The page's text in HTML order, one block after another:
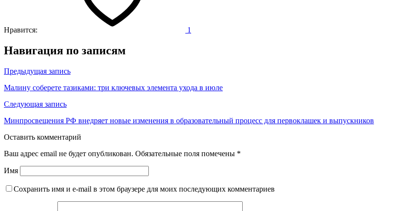
Нравится: 1
Навигация по записям
Предыдущая запись
Малину соберете тазиками: три ключевых элемента ухода в июле
Следующая запись
Минпросвещения РФ внедряет новые изменения в образовательный процесс для первоклашек и выпускников
Оставить комментарий
Ваш адрес email не будет опубликован. Обязательные поля помечены *
Имя
Сохранить имя и e-mail в этом браузере для моих последующих комментариев